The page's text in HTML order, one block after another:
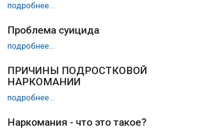
подробнее...
Проблема суицида
подробнее...
ПРИЧИНЫ ПОДРОСТКОВОЙ
НАРКОМАНИИ
подробнее...
Наркомания - что это такое?